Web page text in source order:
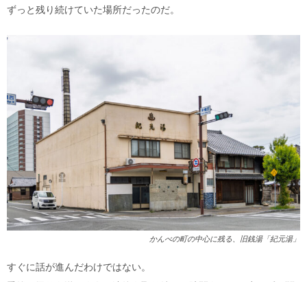
ずっと残り続けていた場所だったのだ。
かんべの町の中心に残る、旧銭湯「紀元湯」
すぐに話が進んだわけではない。